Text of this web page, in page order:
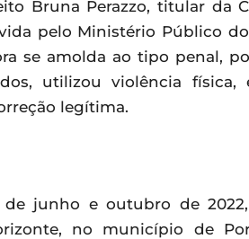
Bruna Perazzo, titular da
pelo Ministério Público
se amolda ao tipo penal,
utilizou violência física,
legítima.
junho e outubro de
no município de